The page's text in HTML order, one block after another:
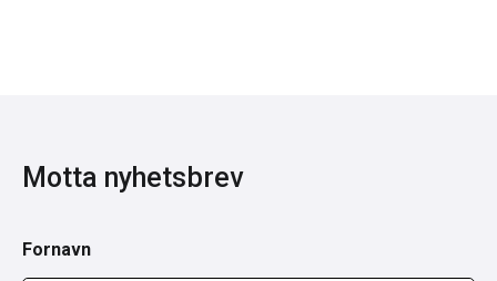
Motta nyhetsbrev
Fornavn